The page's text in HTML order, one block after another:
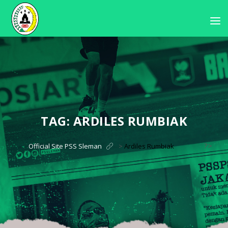
TAG: ARDILES RUMBIAK
Official Site PSS Sleman > Ardiles Rumbiak ?>